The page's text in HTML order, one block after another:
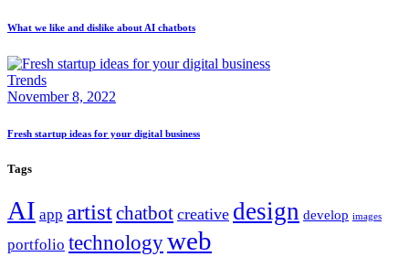
What we like and dislike about AI chatbots
Trends
November 8, 2022
Fresh startup ideas for your digital business
Tags
AI app artistchatbot creative design develop images
portfolio technologyweb